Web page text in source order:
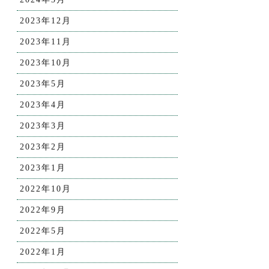
2023年12月
2023年11月
2023年10月
2023年5月
2023年4月
2023年3月
2023年2月
2023年1月
2022年10月
2022年9月
2022年5月
2022年1月